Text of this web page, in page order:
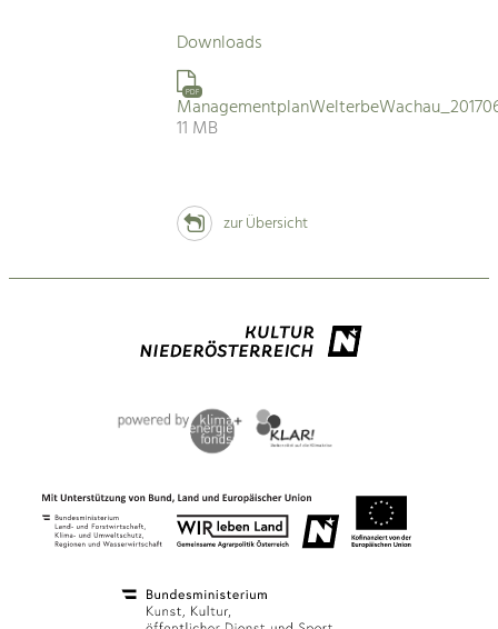
Downloads
PDF
11 MB
zur Übersicht